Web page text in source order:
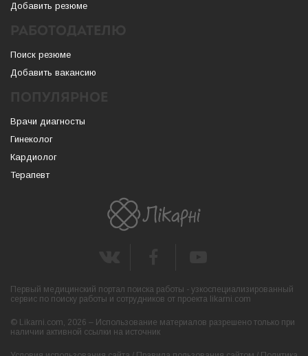
Добавить резюме
Поиск резюме
Добавить вакансию
Врачи диагносты
Гинеколог
Кардиолог
Терапевт
Первый медицинский портал поиска работы - узкоспециализированный
сервис по поиску работы и сотрудников от проекта likarni.com
© Likarni.com, 2026 – Использование материалов разрешено только при
наличии активной ссылки на источник